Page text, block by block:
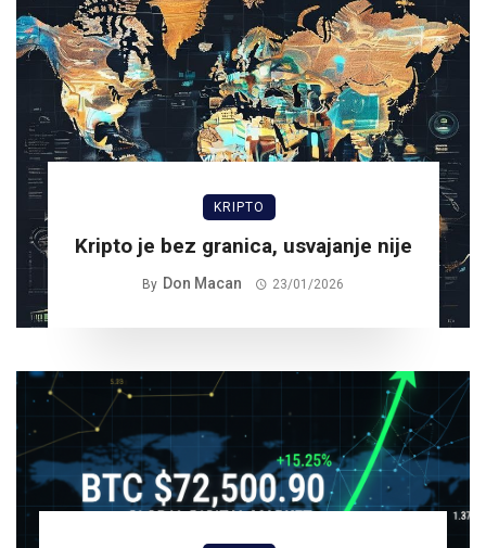
KRIPTO
Kripto je bez granica, usvajanje nije
By Don Macan 23/01/2026